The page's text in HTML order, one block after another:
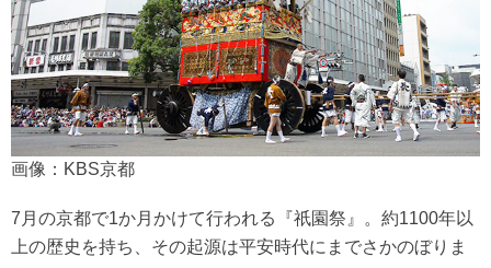
画像：KBS京都
7月の京都で1か月かけて行われる『祇園祭』。約1100年以
上の歴史を持ち、その起源は平安時代にまでさかのぼりま